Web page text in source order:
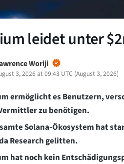
leidet unter
Woriji
3, 2026 at 09:43 UTC (August 3, 2026)
ermöglicht es Benutzern,
zu benötigen.
Solana-Ökosystem hat
Research gelitten.
hat noch kein